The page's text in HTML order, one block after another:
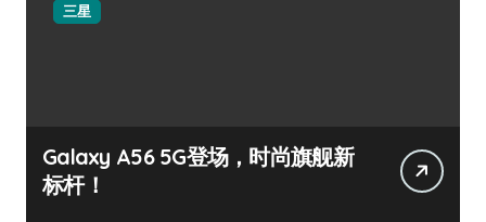
三星
Galaxy A56 5G登场，时尚旗舰新
标杆！